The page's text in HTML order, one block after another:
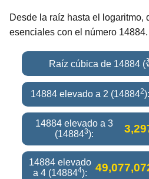
Desde la raíz hasta el logaritmo,
esenciales con el número 14884.
Raíz cúbica de 14884
14884 elevado a 2 (148842):
14884 elevado a 3
(148843):
14884 elevado
a 4 (148844):